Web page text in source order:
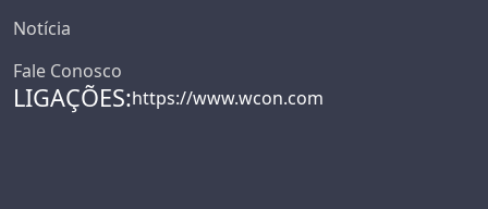
Notícia
Fale Conosco
LIGAÇÕES:https://www.wcon.com